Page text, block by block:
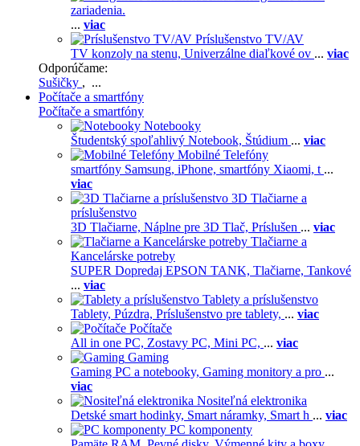
zariadenia.
... viac
Príslušenstvo TV/AV
TV konzoly na stenu, Univerzálne diaľkové ov ... viac
Odporúčame:
Sušičky , ...
Počítače a smartfóny
Počítače a smartfóny
Notebooky
Študentský spoľahlivý Notebook, Štúdium ... viac
Mobilné Telefóny
smartfóny Samsung, iPhone, smartfóny Xiaomi, t ...
viac
3D Tlačiarne a
príslušenstvo
3D Tlačiarne, Náplne pre 3D Tlač, Príslušen ... viac
Tlačiarne a
Kancelárske potreby
SUPER Dopredaj EPSON TANK, Tlačiarne, Tankové
... viac
Tablety a príslušenstvo
Tablety, Púzdra, Príslušenstvo pre tablety, ... viac
Počítače
All in one PC, Zostavy PC, Mini PC, ... viac
Gaming
Gaming PC a notebooky, Gaming monitory a pro ...
viac
Nositeľná elektronika
Detské smart hodinky, Smart náramky, Smart h ... viac
PC komponenty